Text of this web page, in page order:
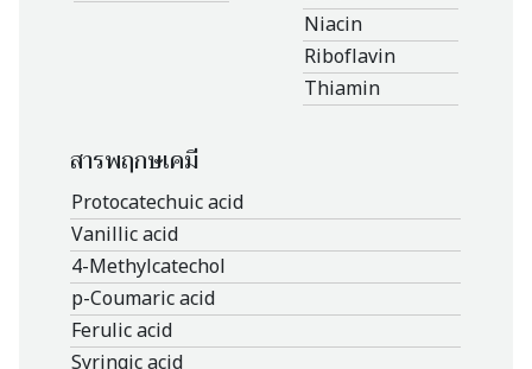
Niacin
Riboflavin
Thiamin
สารพฤกษเคมี
Protocatechuic acid
Vanillic acid
4-Methylcatechol
p-Coumaric acid
Ferulic acid